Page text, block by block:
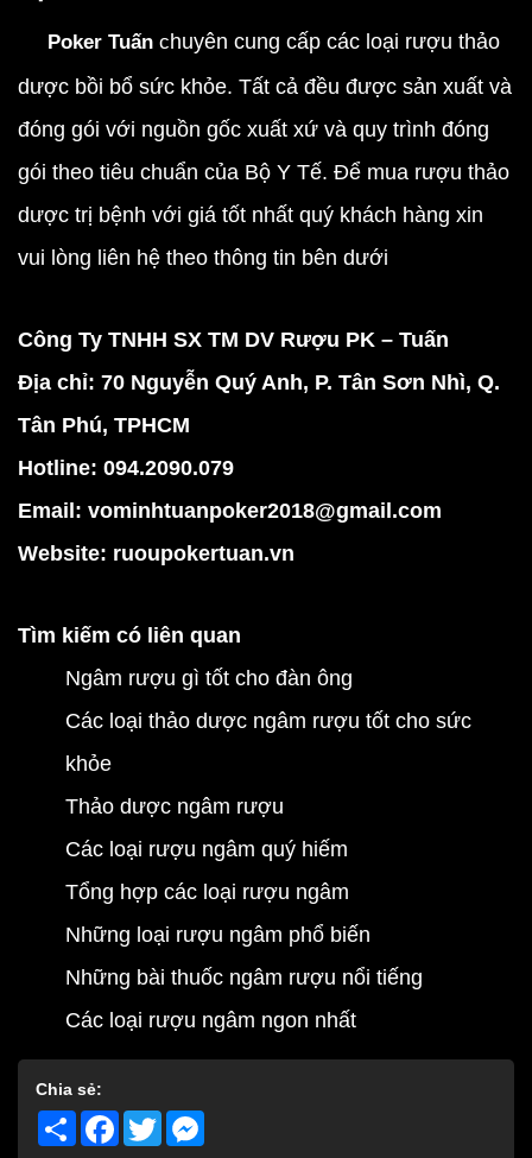
Poker Tuấn chuyên cung cấp các loại rượu thảo
dược bồi bổ sức khỏe. Tất cả đều được sản xuất và
đóng gói với nguồn gốc xuất xứ và quy trình đóng
gói theo tiêu chuẩn của Bộ Y Tế. Để mua rượu thảo
dược trị bệnh với giá tốt nhất quý khách hàng xin
vui lòng liên hệ theo thông tin bên dưới
Công Ty TNHH SX TM DV Rượu PK – Tuấn
Địa chỉ: 70 Nguyễn Quý Anh, P. Tân Sơn Nhì, Q.
Tân Phú, TPHCM
Hotline: 094.2090.079
Email: vominhtuanpoker2018@gmail.com
Website: ruoupokertuan.vn
Tìm kiếm có liên quan
Ngâm rượu gì tốt cho đàn ông
Các loại thảo dược ngâm rượu tốt cho sức
khỏe
Thảo dược ngâm rượu
Các loại rượu ngâm quý hiếm
Tổng hợp các loại rượu ngâm
Những loại rượu ngâm phổ biến
Những bài thuốc ngâm rượu nổi tiếng
Các loại rượu ngâm ngon nhất
Chia sẻ:
Share Facebook
Twitter